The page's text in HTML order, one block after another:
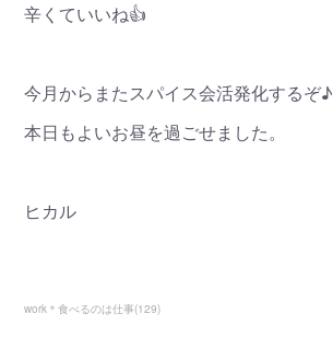
辛くていいね👍
今月からまたスパイス会活発化するぞ♪
本日もよいお昼を過ごせました。
ヒカル
work＊食べるのは仕事(129)